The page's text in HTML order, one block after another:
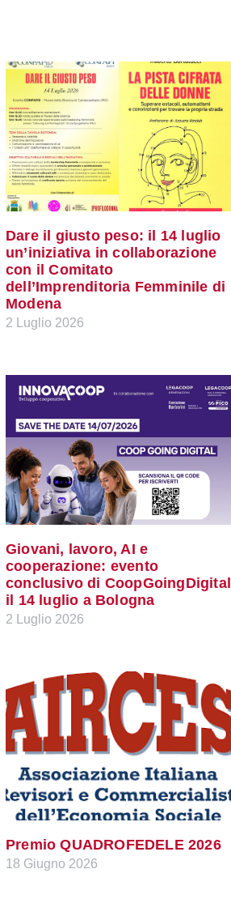
Dare il giusto peso: il 14 luglio
un’iniziativa in collaborazione
con il Comitato
dell’Imprenditoria Femminile di
Modena
2 Luglio 2026
Giovani, lavoro, AI e
cooperazione: evento
conclusivo di CoopGoingDigital
il 14 luglio a Bologna
2 Luglio 2026
Premio QUADROFEDELE 2026
18 Giugno 2026